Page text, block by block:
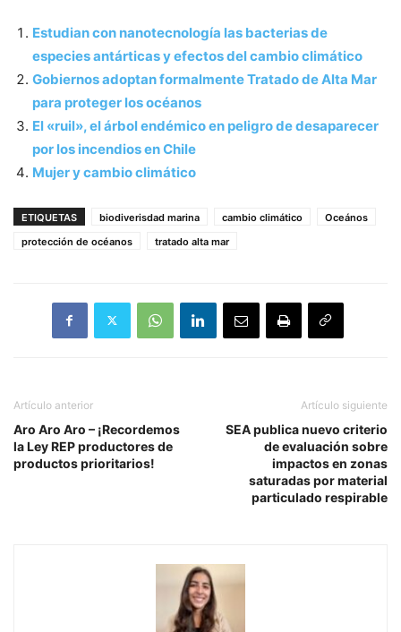
Estudian con nanotecnología las bacterias de
especies antárticas y efectos del cambio climático
Gobiernos adoptan formalmente Tratado de Alta Mar
para proteger los océanos
El «ruil», el árbol endémico en peligro de desaparecer
por los incendios en Chile
Mujer y cambio climático
ETIQUETAS biodiverisdad marina cambio climático
Oceános
protección de océanos
tratado alta mar
Artículo anterior
Aro Aro Aro – ¡Recordemos
la Ley REP productores de
productos prioritarios!
Artículo siguiente
SEA publica nuevo criterio
de evaluación sobre
impactos en zonas
saturadas por material
particulado respirable